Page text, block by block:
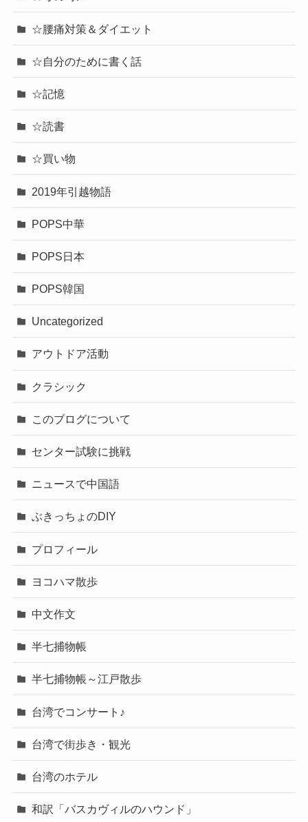
☆腰痛対策＆ダイエット
☆自分のために書く話
☆記憶
☆読書
☆買い物
2019年引越物語
POPS中華
POPS日本
POPS韓国
Uncategorized
アウトドア活動
クラシック
このブログについて
センター試験に挑戦
ニュースで中国語
ぶきっちょのDIY
プロフィール
ヨコハマ散歩
中文作文
半七捕物帳
半七捕物帳～江戸散歩
台湾でコンサート♪
台湾で街歩き・観光
台湾のホテル
和訳「バスカヴィルのハウンド」